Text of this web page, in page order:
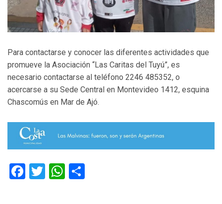
Para contactarse y conocer las diferentes actividades que
promueve la Asociación “Las Caritas del Tuyú”, es
necesario contactarse al teléfono 2246 485352, o
acercarse a su Sede Central en Montevideo 1412, esquina
Chascomús en Mar de Ajó.
Facebook
TwitterWhatsApp